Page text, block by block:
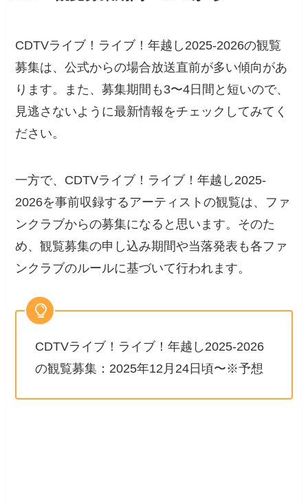
CDTVライブ！ライブ！年越し2025-2026の観覧
募集は、公式からの場合放送直前が多い傾向があ
ります。また、募集期間も3〜4日間と短いので、
見逃さないように最新情報をチェックしてみてく
ださい。
一方で、CDTVライブ！ライブ！年越し2025-
2026を事前収録するアーティストの観覧は、ファ
ンクラブからの募集になると思います。そのた
め、観覧募集の申し込み期間や当落発表も各ファ
ンクラブのルールに基づいて行われます。
CDTVライブ！ライブ！年越し2025-2026
の観覧募集：2025年12月24日頃〜※予想